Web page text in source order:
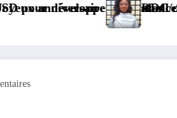
à l’Honorable Amato
SPORT : Laetitia Muderhwa